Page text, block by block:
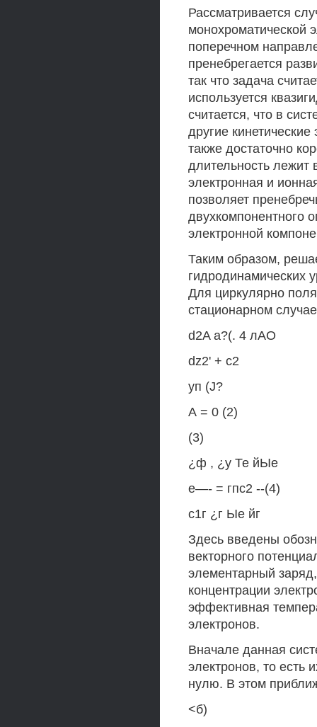
Рассматривается
монохроматической
поперечном
пренебрегается
так что задача
используется
считается, что в
другие
также достаточно
длительность лежит
электронная и
позволяет
двухкомпонентного
электронной
Таким образом,
гидродинамических
Для циркулярно
стационарном
d2A а?(. 4 лАО
dz2' + с2
уп (J?
А = 0 (2)
(3)
¿ф , ¿у Те йЫе
е—- = гпс2 --(4)
с1г ¿г Ые йг
Здесь введены
векторного
элементарный
концентрации
эффективная
электронов.
Вначале данная
электронов, то есть
нулю. В этом
<б)